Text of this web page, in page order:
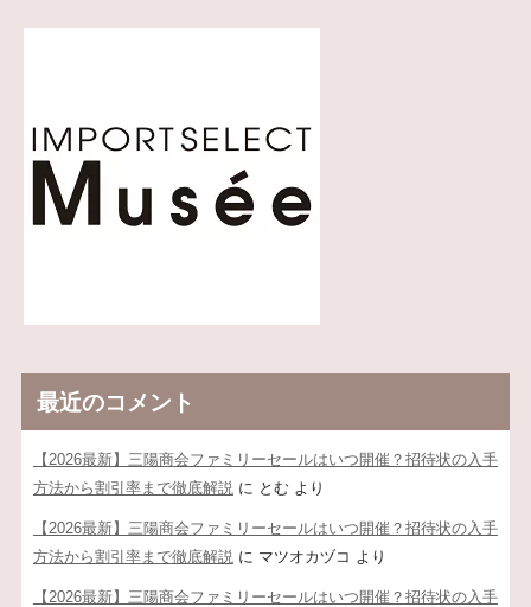
最近のコメント
【2026最新】三陽商会ファミリーセールはいつ開催？招待状の入手
方法から割引率まで徹底解説 に とむ より
【2026最新】三陽商会ファミリーセールはいつ開催？招待状の入手
方法から割引率まで徹底解説 に マツオカヅコ より
【2026最新】三陽商会ファミリーセールはいつ開催？招待状の入手